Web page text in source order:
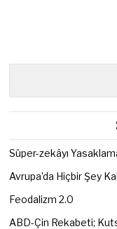
Süper-zekâyı
Avrupa’da Hiçbir Şey
Feodalizm 2.0
ABD-Çin Rekabeti;